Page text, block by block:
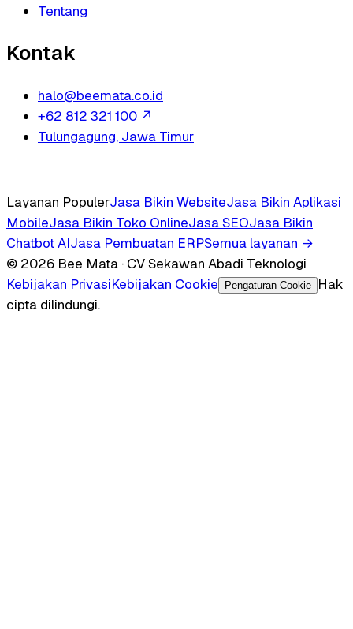
Tentang
Kontak
halo@beemata.co.id
+62 812 321 100 ↗
Tulungagung, Jawa Timur
Layanan PopulerJasa Bikin WebsiteJasa Bikin Aplikasi
MobileJasa Bikin Toko OnlineJasa SEOJasa Bikin
Chatbot AIJasa Pembuatan ERPSemua layanan →
© 2026 Bee Mata · CV Sekawan Abadi Teknologi
Kebijakan PrivasiKebijakan Cookie Pengaturan Cookie
Hak
cipta dilindungi.